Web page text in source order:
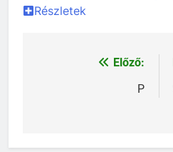
Részletek
BejegyzésElőző:
P